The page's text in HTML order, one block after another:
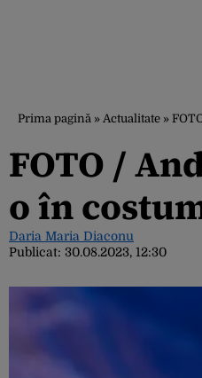
Prima pagină » Actualitate »
FOTO /
o în
Daria Maria Diaconu
Publicat: 30.08.2023, 12:30